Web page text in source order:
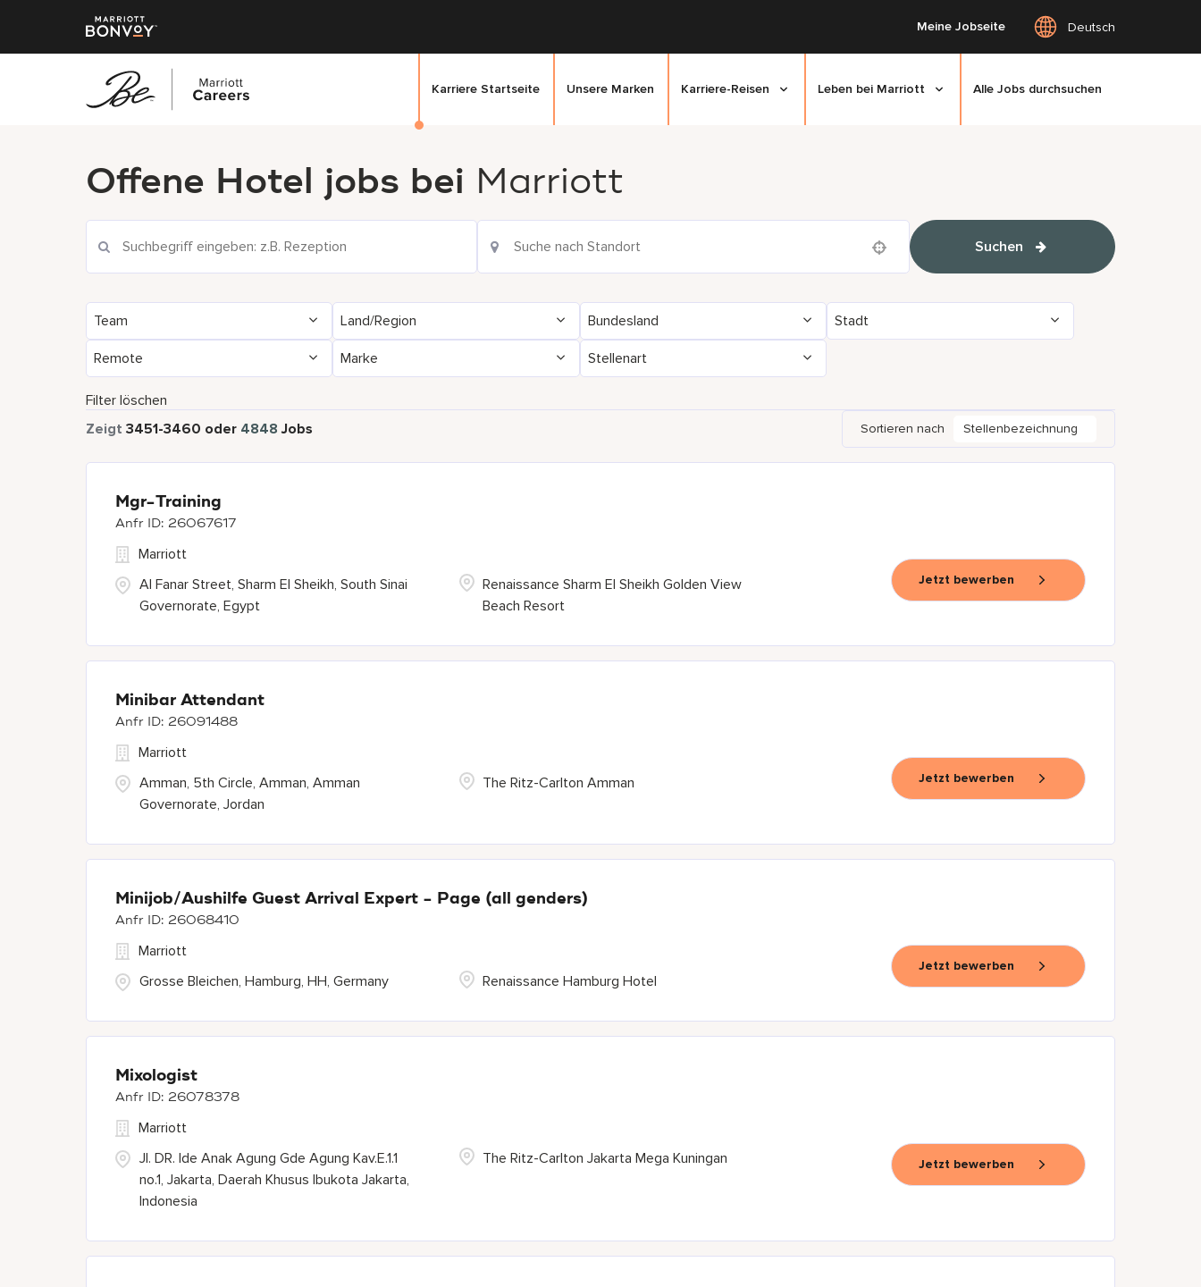
Meine Jobseite Deutsch
Karriere Startseite Unsere Marken Karriere-Reisen Leben bei Marriott Alle Jobs durchsuchen
Offene Hotel jobs bei Marriott
Suchen
Team Land/Region Bundesland Stadt
Remote Marke Stellenart
Filter löschen
Zeigt 3451-3460 oder 4848 Jobs Sortieren nach Stellenbezeichnung
Mgr-Training
26067617
Al Fanar Street, Sharm El Sheikh, South Sinai
Governorate, Egypt
Marriott
Renaissance Sharm El Sheikh Golden View
Beach Resort
Jetzt bewerben
Minibar Attendant
26091488
Amman, 5th Circle, Amman, Amman
Governorate, Jordan
Marriott
The Ritz-Carlton Amman
Jetzt bewerben
Minijob/Aushilfe Guest Arrival Expert - Page (all genders)
26068410
Grosse Bleichen, Hamburg, HH, Germany
Marriott
Renaissance Hamburg Hotel
Jetzt bewerben
Mixologist
26078378
Jl. DR. Ide Anak Agung Gde Agung Kav.E.1.1
no.1, Jakarta, Daerah Khusus Ibukota Jakarta,
Indonesia
Marriott
The Ritz-Carlton Jakarta Mega Kuningan
Jetzt bewerben